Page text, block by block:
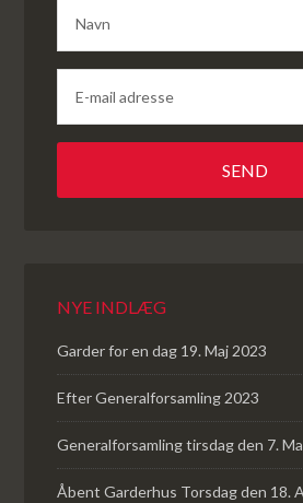
NYE INDLÆG
Garder for en dag 19. Maj 2023
Efter Generalforsamling 2023
Generalforsamling tirsdag den 7.
Åbent Garderhus Torsdag den 18.